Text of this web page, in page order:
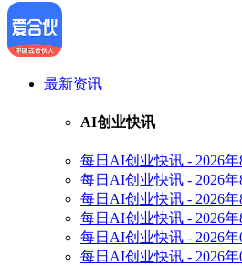
最新资讯
AI创业快讯
每日AI创业快讯 - 2026年
每日AI创业快讯 - 2026年
每日AI创业快讯 - 2026年
每日AI创业快讯 - 2026年
每日AI创业快讯 - 2026年
每日AI创业快讯 - 2026年